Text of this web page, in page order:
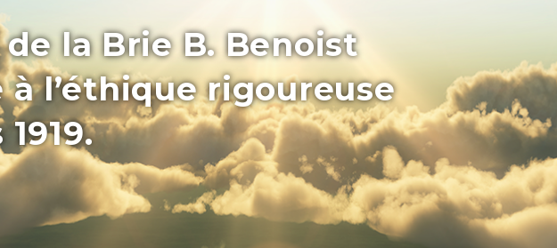
la Brie B. Benoist
l’éthique rigoureuse